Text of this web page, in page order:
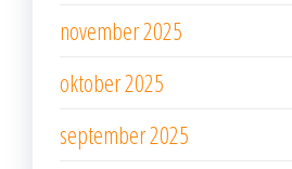
november 2025
oktober 2025
september 2025